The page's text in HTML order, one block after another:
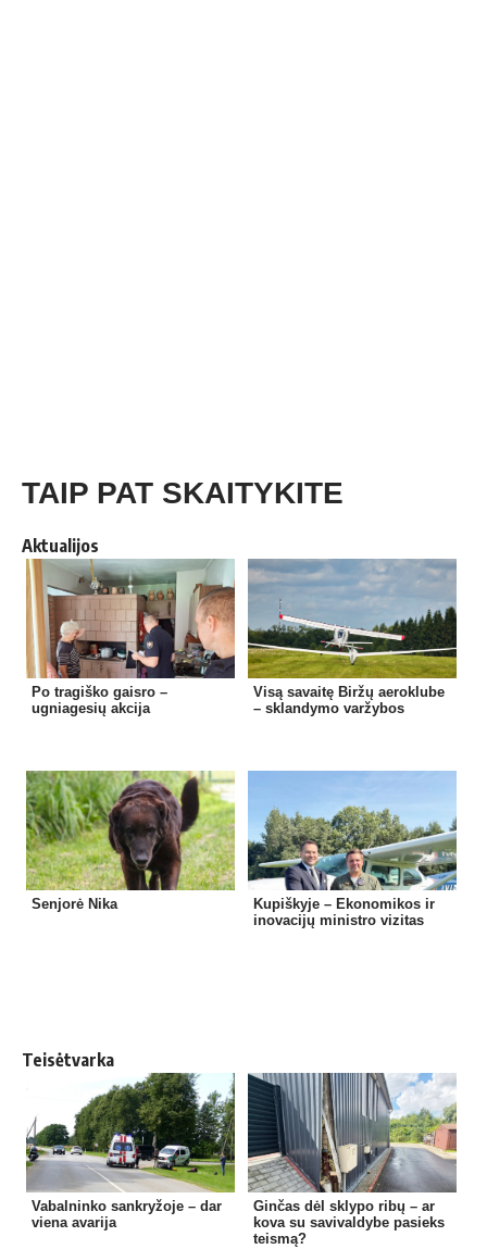
TAIP PAT SKAITYKITE
Aktualijos
Po tragiško gaisro –
ugniagesių akcija
Visą savaitę Biržų aeroklube
– sklandymo varžybos
Senjorė Nika
Kupiškyje – Ekonomikos ir
inovacijų ministro vizitas
Teisėtvarka
Vabalninko sankryžoje – dar
viena avarija
Ginčas dėl sklypo ribų – ar
kova su savivaldybe pasieks
teismą?